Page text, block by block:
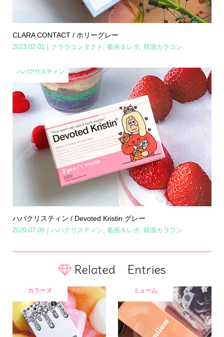
CLARA CONTACT / ホリーグレー
2023.02.01 クララコンタクト , 着画＆レポ, 韓国カラコン
ハパクリスティン
ハパクリスティン / Devoted Kristin グレー
2020.07.09 ハパクリスティン, 着画＆レポ, 韓国カラコン
Related Entries
カラーズ ミューム